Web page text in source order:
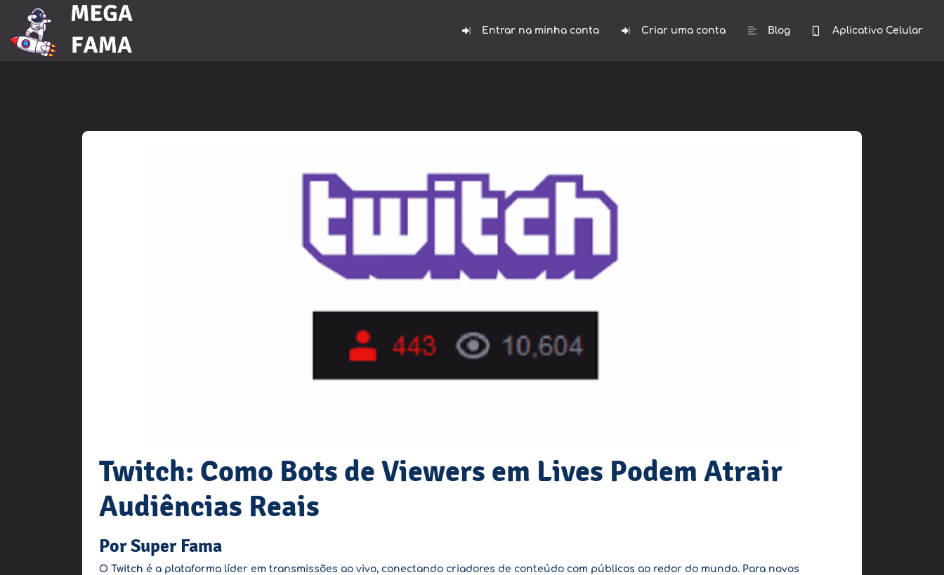
Entrar na minha conta Criar uma conta Blog Aplicativo Celular
Twitch: Como Bots de Viewers em Lives Podem Atrair
Audiências Reais
Por Super Fama
O Twitch é a plataforma líder em transmissões ao vivo, conectando criadores de conteúdo com públicos ao redor do mundo. Para novos